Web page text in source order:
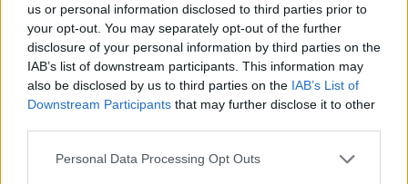
us or personal information disclosed to third parties prior to
your opt-out. You may separately opt-out of the further
disclosure of your personal information by third parties on the
IAB’s list of downstream participants. This information may
also be disclosed by us to third parties on the IAB’s List of
Downstream Participants that may further disclose it to other
Personal Data Processing Opt Outs
Në 10 vjetorin e lindjes,
Blerina Bombaj i
organizon super festën të
birit (FOTO LAJM)
Dita e djeshme ka qenë e
veçantë për familjen e
festoi ditëlindjen dhe